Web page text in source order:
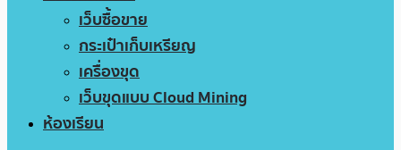
เว็บซื้อขาย
กระเป๋าเก็บเหรียญ
เครื่องขุด
เว็บขุดแบบ Cloud Mining
ห้องเรียน